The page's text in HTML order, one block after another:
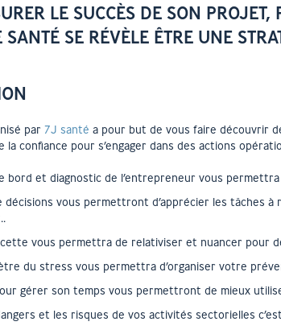
LE SUCCÈS DE SON
SANTÉ SE RÉVÈLE ÊTRE UNE
par 7J santé a pour but de vous faire découvrir
la confiance pour s’engager dans des actions
bord et diagnostic de l’entrepreneur vous
décisions vous permettront d’apprécier les tâches
vous permettra de relativiser et nuancer pour
du stress vous permettra d’organiser votre
gérer son temps vous permettront de mieux
et les risques de vos activités sectorielles